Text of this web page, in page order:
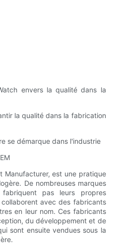
envers la qualité dans la
la qualité dans la fabrication
se démarque dans l'industrie
Manufacturer, est une pratique
De nombreuses marques
fabriquent pas leurs propres
avec des fabricants
en leur nom. Ces fabricants
du développement et de
sont ensuite vendues sous la